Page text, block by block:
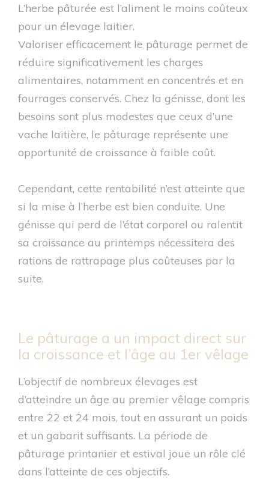
L’herbe pâturée est l’aliment le moins coûteux
pour un élevage laitier.
Valoriser efficacement le pâturage permet de
réduire significativement les charges
alimentaires, notamment en concentrés et en
fourrages conservés. Chez la génisse, dont les
besoins sont plus modestes que ceux d’une
vache laitière, le pâturage représente une
opportunité de croissance à faible coût.
Cependant, cette rentabilité n’est atteinte que
si la mise à l’herbe est bien conduite. Une
génisse qui perd de l’état corporel ou ralentit
sa croissance au printemps nécessitera des
rations de rattrapage plus coûteuses par la
suite.
Le pâturage a un impact direct sur
la croissance et l’âge au 1er vêlage
L’objectif de nombreux élevages est
d’atteindre un âge au premier vêlage compris
entre 22 et 24 mois, tout en assurant un poids
et un gabarit suffisants. La période de
pâturage printanier et estival joue un rôle clé
dans l’atteinte de ces objectifs.